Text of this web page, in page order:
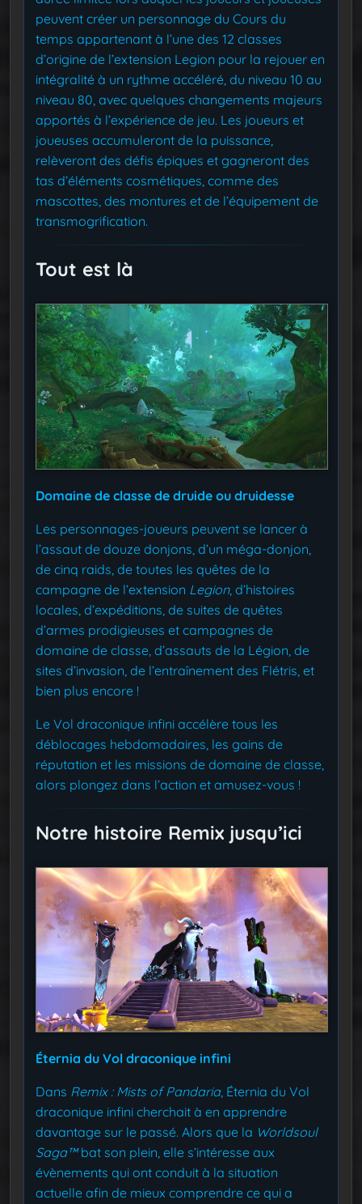
peuvent créer un personnage du Cours du
temps appartenant à l’une des 12 classes
d’origine de l’extension Legion pour la rejouer en
intégralité à un rythme accéléré, du niveau 10 au
niveau 80, avec quelques changements majeurs
apportés à l’expérience de jeu. Les joueurs et
joueuses accumuleront de la puissance,
relèveront des défis épiques et gagneront des
tas d’éléments cosmétiques, comme des
mascottes, des montures et de l’équipement de
transmogrification.
Tout est là
Domaine de classe de druide ou druidesse
Les personnages-joueurs peuvent se lancer à
l’assaut de douze donjons, d’un méga-donjon,
de cinq raids, de toutes les quêtes de la
campagne de l’extension Legion, d’histoires
locales, d’expéditions, de suites de quêtes
d’armes prodigieuses et campagnes de
domaine de classe, d’assauts de la Légion, de
sites d’invasion, de l’entraînement des Flétris, et
bien plus encore !
Le Vol draconique infini accélère tous les
déblocages hebdomadaires, les gains de
réputation et les missions de domaine de classe,
alors plongez dans l’action et amusez-vous !
Notre histoire Remix jusqu’ici
Éternia du Vol draconique infini
Dans Remix : Mists of Pandaria, Éternia du Vol
draconique infini cherchait à en apprendre
davantage sur le passé. Alors que la Worldsoul
Saga™bat son plein, elle s’intéresse aux
évènements qui ont conduit à la situation
actuelle afin de mieux comprendre ce qui a